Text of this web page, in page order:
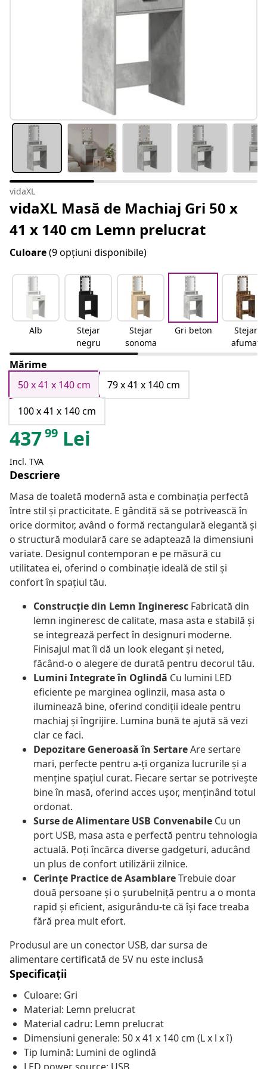
vidaXL
vidaXL Masă de Machiaj Gri 50 x
41 x 140 cm Lemn prelucrat
Culoare(9 opțiuni disponibile)
Alb
Stejar
negru
Stejar
sonoma
Gri beton
Stejar
afumat
Mărime
50 x 41 x 140 cm
79 x 41 x 140 cm
100 x 41 x 140 cm
43799 Lei
Incl. TVA
Descriere
Masa de toaletă modernă asta e combinația perfectă
între stil și practicitate. E gândită să se potrivească în
orice dormitor, având o formă rectangulară elegantă și
o structură modulară care se adaptează la dimensiuni
variate. Designul contemporan e pe măsură cu
utilitatea ei, oferind o combinație ideală de stil și
confort în spațiul tău.
Construcție din Lemn Ingineresc Fabricată din
lemn ingineresc de calitate, masa asta e stabilă și
se integrează perfect în designuri moderne.
Finisajul mat îi dă un look elegant și neted,
făcând-o o alegere de durată pentru decorul tău.
Lumini Integrate în Oglindă Cu lumini LED
eficiente pe marginea oglinzii, masa asta o
iluminează bine, oferind condiții ideale pentru
machiaj și îngrijire. Lumina bună te ajută să vezi
clar ce faci.
Depozitare Generoasă în SertareAre sertare
mari, perfecte pentru a-ți organiza lucrurile și a
menține spațiul curat. Fiecare sertar se potrivește
bine în masă, oferind acces ușor, menținând totul
ordonat.
Surse de Alimentare USB Convenabile Cu un
port USB, masa asta e perfectă pentru tehnologia
actuală. Poți încărca diverse gadgeturi, aducând
un plus de confort utilizării zilnice.
Cerințe Practice de AsamblareTrebuie doar
două persoane și o șurubelniță pentru a o monta
rapid și eficient, asigurându-te că își face treaba
fără prea mult efort.
Produsul are un conector USB, dar sursa de
alimentare certificată de 5V nu este inclusă
Specificații
Culoare: Gri
Material: Lemn prelucrat
Material cadru: Lemn prelucrat
Dimensiuni generale: 50 x 41 x 140 cm (L x l x î)
Tip lumină: Lumini de oglindă